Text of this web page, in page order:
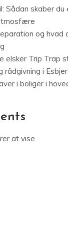
Sådan skaber du
og hvad
elsker Trip Trap
rådgivning i
i boliger i
at vise.